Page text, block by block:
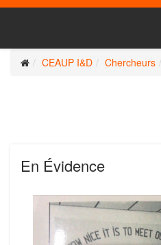
CEAUP I&D Chercheurs
En Évidence